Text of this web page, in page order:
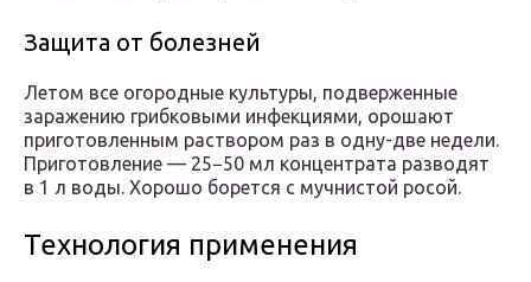
Защита от болезней
Летом все огородные культуры, подверженные
заражению грибковыми инфекциями, орошают
приготовленным раствором раз в одну-две недели.
Приготовление — 25−50 мл концентрата разводят
в 1 л воды. Хорошо борется с мучнистой росой.
Технология применения